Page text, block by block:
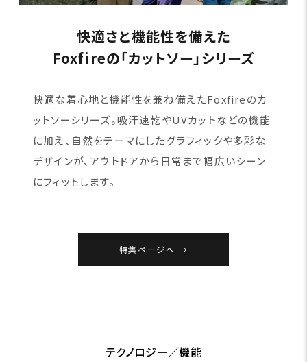
快適さと機能性を備えた
Foxfireの「カットソー」シリーズ
快適な着心地と機能性を兼ね備えたFoxfireのカ
ットソーシリーズ。吸汗速乾やUVカットなどの機能
に加え、自然をテーマにしたグラフィックや多彩な
デザインが、アウトドアから日常まで幅広いシーン
にフィットします。
特集ページへ
テクノロジー／機能